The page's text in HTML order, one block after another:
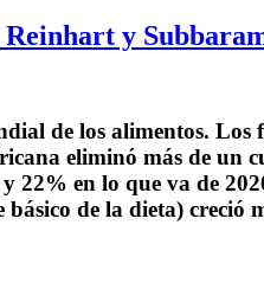
y
de los alimentos. Los
eliminó más de un
en lo que va de
de la dieta) creció